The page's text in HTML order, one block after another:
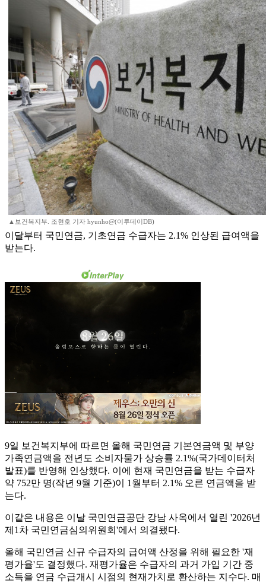
▲보건복지부. 조현호 기자 hyunho@(이투데이DB)
이달부터 국민연금, 기초연금 수급자는 2.1% 인상된 급여액을
받는다.
9일 보건복지부에 따르면 올해 국민연금 기본연금액 및 부양
가족연금액을 전년도 소비자물가 상승률 2.1%(국가데이터처
발표)를 반영해 인상했다. 이에 현재 국민연금을 받는 수급자
약 752만 명(작년 9월 기준)이 1월부터 2.1% 오른 연금액을 받
는다.
이같은 내용은 이날 국민연금공단 강남 사옥에서 열린 '2026년
제1차 국민연금심의위원회'에서 의결됐다.
올해 국민연금 신규 수급자의 급여액 산정을 위해 필요한 '재
평가율'도 결정했다. 재평가율은 수급자의 과거 가입 기간 중
소득을 연금 수급개시 시점의 현재가치로 환산하는 지수다. 매